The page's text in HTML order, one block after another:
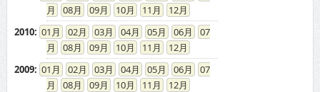
08
09 10 11
12
2010: 01 02 03 04 05 06
07
08
09 10 11
12
2009: 01 02 03 04 05 06
07
08
09 10 11
12